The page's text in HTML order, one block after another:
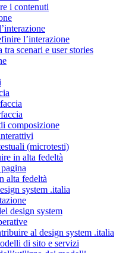
i contenuti
l’interazione
scenari e user stories
composizione
(microtesti)
in alta fedeltà
alta fedeltà
system .italia
design system
al design system .italia
di sito e servizi